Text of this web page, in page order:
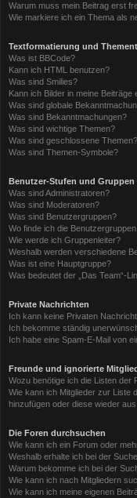
Warum muss mein Beitrag erst
Wie markiere ich ein Thema als
Textformatierung und
Was ist BBCode?
Kann ich HTML benutzen?
Was sind Smilies?
Kann ich Bilder in meine Beiträge
Was sind globale
Was sind Bekanntmachungen?
Was sind wichtige Themen?
Was sind geschlossene Themen?
Was sind Themen-Symbole?
Benutzer-Stufen und Gruppen
Was sind Administratoren?
Was sind Moderatoren?
Was sind Benutzergruppen?
Wo finde ich die
Wie werde ich Gruppenleiter?
Weshalb werden verschiedene
Was ist eine Hauptgruppe?
Was bedeutet der „Das Team“-
Private Nachrichten
Ich kann keine Privaten
Ich bekomme ständig
Ich habe eine Spam-E-Mail von
Freunde und ignorierte
Wozu benötige ich die Listen der
Wie kann ich Mitglieder zur Liste
hinzufügen oder diese wieder
Die Foren durchsuchen
Wie kann ich ein Forum oder
Weshalb erhalte ich bei der
Warum bekomme ich bei der
Wie kann ich nach Mitgliedern
Wie kann ich meine eigenen